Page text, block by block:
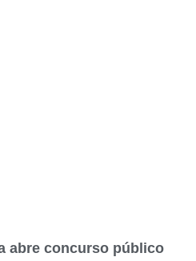
abre concurso público